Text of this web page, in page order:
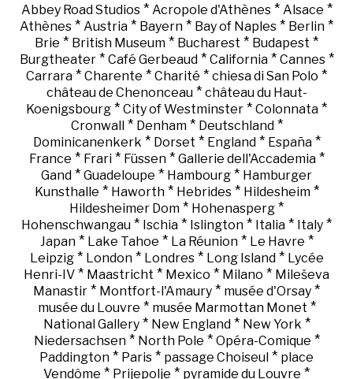
Abbey Road Studios* Acropole d'Athènes* Alsace *
Athènes * Austria * Bayern * Bay of Naples * Berlin *
Brie * British Museum * Bucharest * Budapest *
Burgtheater* Café Gerbeaud* California* Cannes*
Carrara * Charente * Charité * chiesa di San Polo *
château de Chenonceau* château du Haut-
Koenigsbourg * City of Westminster * Colonnata *
Cronwall* Denham* Deutschland*
Dominicanenkerk * Dorset * England* España*
France * Frari* Füssen* Gallerie dell'Accademia*
Gand * Guadeloupe * Hambourg * Hamburger
Kunsthalle * Haworth* Hebrides* Hildesheim*
Hildesheimer Dom * Hohenasperg *
Hohenschwangau * Ischia * Islington * Italia * Italy *
Japan* Lake Tahoe * La Réunion* Le Havre *
Leipzig* London* Londres* Long Island* Lycée
Henri-IV * Maastricht * Mexico * Milano * Mileševa
Manastir * Montfort-l'Amaury * musée d'Orsay *
musée du Louvre * musée Marmottan Monet *
National Gallery* New England* New York *
Niedersachsen* North Pole * Opéra-Comique *
Paddington * Paris * passage Choiseul * place
Vendôme * Prijepolje * pyramide du Louvre *